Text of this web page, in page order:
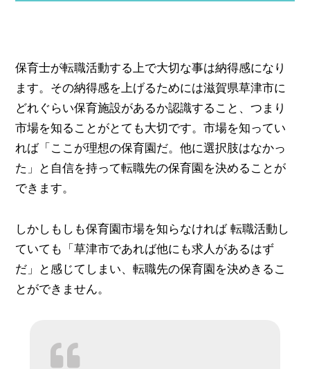
保育士が転職活動する上で大切な事は納得感になり
ます。その納得感を上げるためには滋賀県草津市に
どれぐらい保育施設があるか認識すること、つまり
市場を知ることがとても大切です。市場を知ってい
れば「ここが理想の保育園だ。他に選択肢はなかっ
た」と自信を持って転職先の保育園を決めることが
できます。
しかしもしも保育園市場を知らなければ 転職活動し
ていても「草津市であれば他にも求人があるはず
だ」と感じてしまい、転職先の保育園を決めきるこ
とができません。